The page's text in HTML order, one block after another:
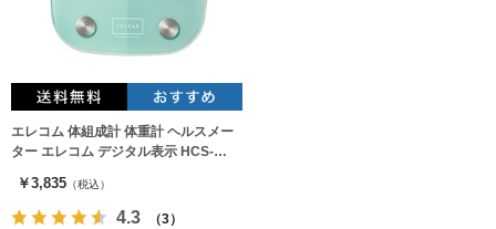
エレコム 体組成計 体重計 ヘルスメー
ター エレコム デジタル表示 HCS-
￥3,835 （税込）
4.3 （3）